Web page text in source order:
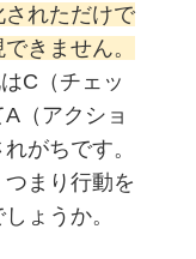
れただけで
きません。
C（チェッ
（アクショ
がちです。
まり行動を
ょうか。